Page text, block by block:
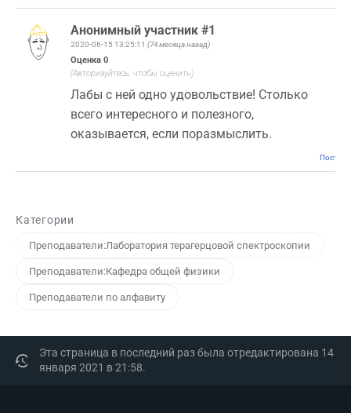
Анонимный участник #1
2020-06-15 13:25:11 (74 месяца назад)
Оценка 0
(Авторизуйтесь, чтобы оценить)
Лабы с ней одно удовольствие! Столько
всего интересного и полезного,
оказывается, если поразмыслить.
Категории
Преподаватели:Лаборатория терагерцовой спектроскопии
Преподаватели:Кафедра общей физики
Преподаватели по алфавиту
Эта страница в последний раз была отредактирована 14
января 2021 в 21:58.